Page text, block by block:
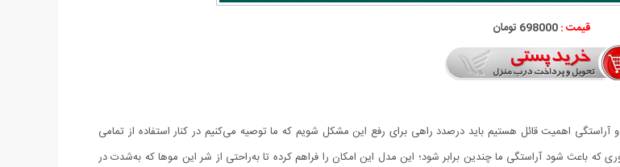
قیمت :698000 تومان
اهمیت قائل هستیم باید درصدد راهی برای رفع این مشکل شویم که ما توصیه می‌کنیم در کنار استفاده از تمامی
باعث شود آراستگی ما چندین برابر شود؛ این مدل این امکان را فراهم کرده تا به‌راحتی از شر این موها که به‌شدت در